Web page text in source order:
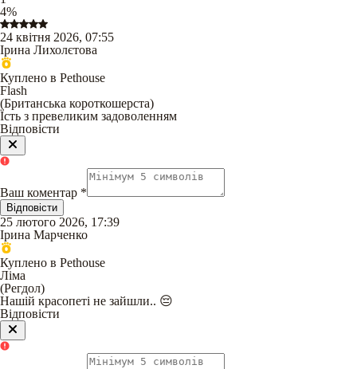
4%
24 квітня 2026, 07:55
Ірина Лихолєтова
Куплено в Pethouse
Flash
(Британська короткошерста)
Їсть з превеликим задоволенням
Відповісти
Ваш коментар *
Відповісти
25 лютого 2026, 17:39
Ірина Марченко
Куплено в Pethouse
Ліма
(Регдол)
Нашій красопеті не зайшли.. 😔
Відповісти